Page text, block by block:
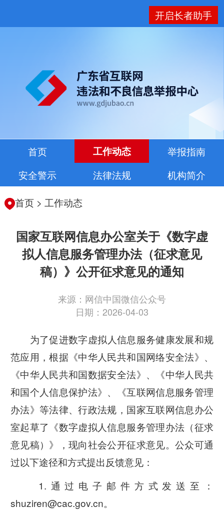
开启长者助手
首页 工作动态
举报指南
安全警示
法律法规 机构简介
首页> 工作动态
国家互联网信息办公室关于《数字虚
拟人信息服务管理办法（征求意见
稿）》公开征求意见的通知
来源：网信中国微信公众号
日期：2026-04-03
为了促进数字虚拟人信息服务健康发展和规
范应用，根据《中华人民共和国网络安全法》、
《中华人民共和国数据安全法》、《中华人民共
和国个人信息保护法》、《互联网信息服务管理
办法》等法律、行政法规，国家互联网信息办公
室起草了《数字虚拟人信息服务管理办法（征求
意见稿）》，现向社会公开征求意见。公众可通
过以下途径和方式提出反馈意见：
1.通过电子邮件方式发送至：
shuziren@cac.gov.cn。